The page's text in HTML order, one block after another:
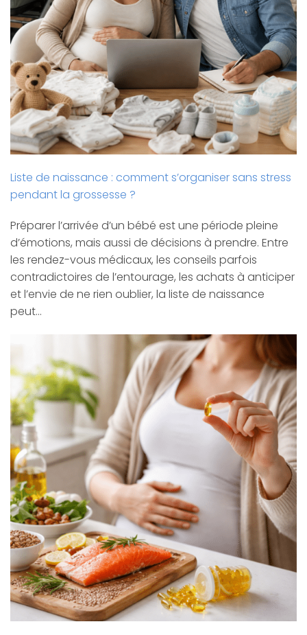
Liste de naissance : comment s’organiser sans stress
pendant la grossesse ?
Préparer l’arrivée d’un bébé est une période pleine
d’émotions, mais aussi de décisions à prendre. Entre
les rendez-vous médicaux, les conseils parfois
contradictoires de l’entourage, les achats à anticiper
et l’envie de ne rien oublier, la liste de naissance
peut…